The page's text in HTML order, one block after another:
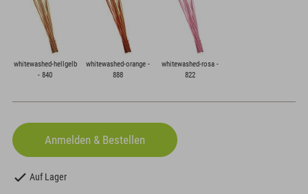
whitewashed-hellgelb
- 840
whitewashed-orange -
888
whitewashed-rosa -
822
Auf Lager